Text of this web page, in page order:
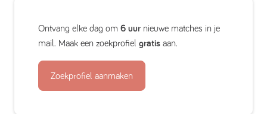
Ontvang elke dag om 6 uur nieuwe matches in je
mail. Maak een zoekprofiel gratis aan.
Zoekprofiel aanmaken